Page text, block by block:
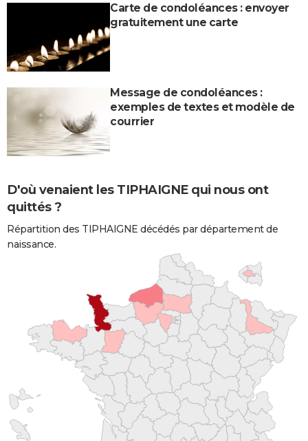
Carte de condoléances : envoyer
gratuitement une carte
Message de condoléances :
exemples de textes et modèle de
courrier
D'où venaient les TIPHAIGNE qui nous ont
quittés ?
Répartition des TIPHAIGNE décédés par département de
naissance.